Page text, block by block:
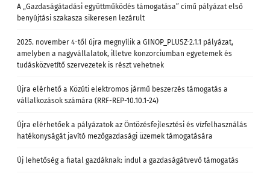
A „Gazdaságátadási együttműködés támogatása” című pályázat első
benyújtási szakasza sikeresen lezárult
2025. november 4-től újra megnyílik a GINOP_PLUSZ-2.1.1 pályázat,
amelyben a nagyvállalatok, illetve konzorciumban egyetemek és
tudásközvetítő szervezetek is részt vehetnek
Újra elérhető a Közúti elektromos jármű beszerzés támogatás a
vállalkozások számára (RRF-REP-10.10.1-24)
Újra elérhetőek a pályázatok az Öntözésfejlesztési és vízfelhasználás
hatékonyságát javító mezőgazdasági üzemek támogatására
Új lehetőség a fiatal gazdáknak: indul a gazdaságátvevő támogatás